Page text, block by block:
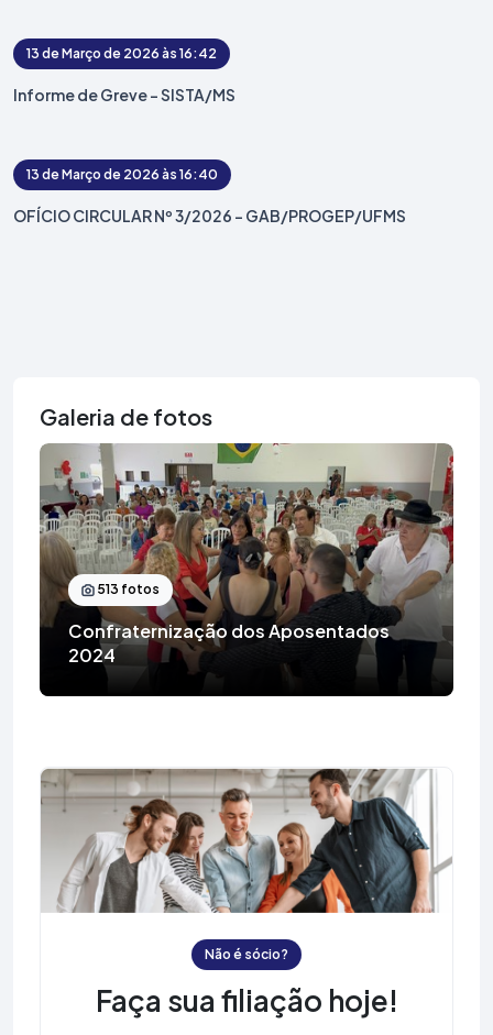
13 de Março de 2026 às 16:42
Informe de Greve – SISTA/MS
13 de Março de 2026 às 16:40
OFÍCIO CIRCULAR Nº 3/2026 - GAB/PROGEP/UFMS
Galeria de fotos
513 fotos
Confraternização dos Aposentados
2024
Não é sócio?
Faça sua filiação hoje!